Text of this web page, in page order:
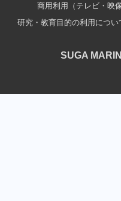
商用利用（テレビ・映
研究・教育目的の利用につ
SUGA